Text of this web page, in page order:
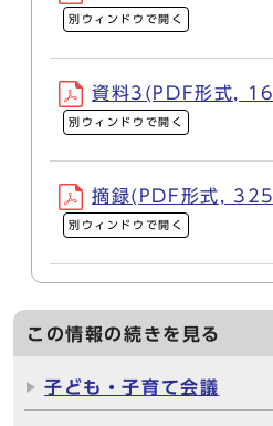
別ウィンドウで開く
資料3(PDF形式,
別ウィンドウで開く
摘録(PDF形式,
別ウィンドウで開く
この情報の続きを見る
子ども・子育て会議